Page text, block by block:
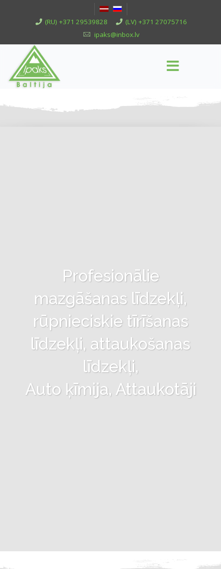
(RU) +371 29539828
(LV) +371 27075716
ipaks@inbox.lv
Profesionālie
mazgāšanas līdzekļi,
rūpnieciskie tīrīšanas
līdzekļi, attaukošanas
līdzekļi,
Auto ķīmija, Attaukotāji